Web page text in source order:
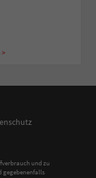
>
und zu
gegebenenfalls